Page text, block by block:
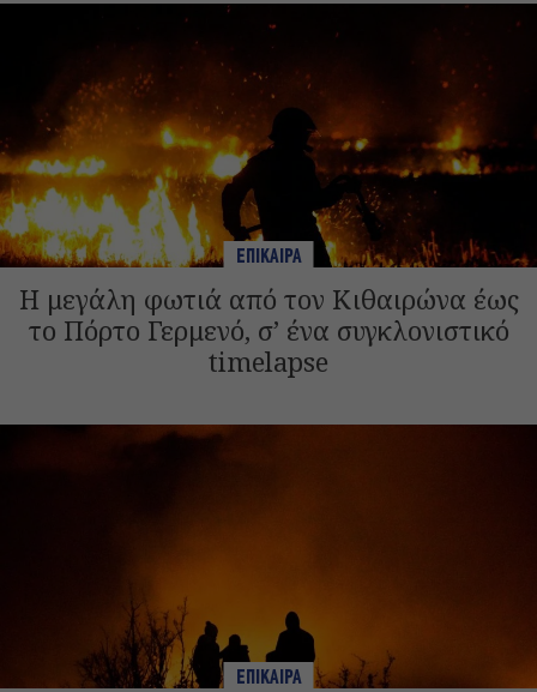
ΕΠΙΚΑΙΡΑ
Η μεγάλη φωτιά από τον Κιθαιρώνα έως
το Πόρτο Γερμενό, σ’ ένα συγκλονιστικό
timelapse
ΕΠΙΚΑΙΡΑ